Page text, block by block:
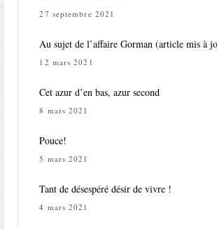
27 septembre 2021
Au sujet de l’affaire Gorman (article mis à
12 mars 2021
Cet azur d’en bas, azur second
8 mars 2021
Pouce!
5 mars 2021
Tant de désespéré désir de vivre !
4 mars 2021